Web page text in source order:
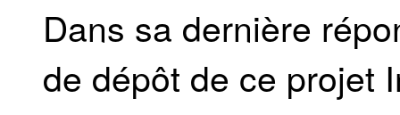
Dans sa dernière
de dépôt de ce projet